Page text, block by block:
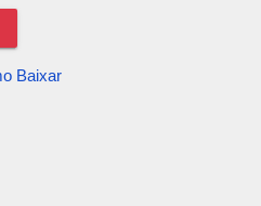
Baixar